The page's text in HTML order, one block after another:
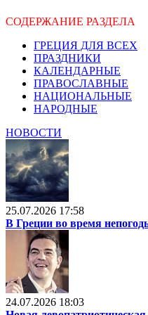
СОДЕРЖАНИЕ РАЗДЕЛА
ГРЕЦИЯ ДЛЯ ВСЕХ
ПРАЗДНИКИ
КАЛЕНДАРНЫЕ
ПРАВОСЛАВНЫЕ
НАЦИОНАЛЬНЫЕ
НАРОДНЫЕ
НОВОСТИ
25.07.2026 17:58
В Греции во время
24.07.2026 18:03